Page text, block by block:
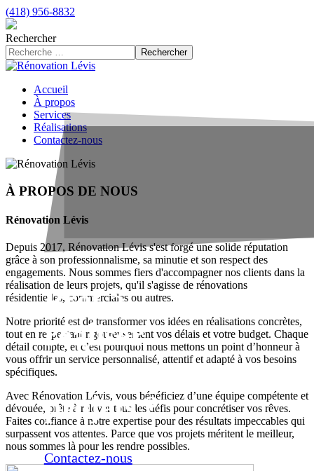
(418) 956-8832
Rechercher
Rechercher
Accueil
À propos
Services
Réalisations
Contactez-nous
Prêt à
réaliser
vos
projets ?
Contactez-nous
À PROPOS DE NOUS
Rénovation Lévis
Depuis 2017, Rénovation Lévis s'est forgé une solide réputation
grâce à son professionnalisme, sa minutie et son respect des
engagements. Nous sommes fiers d'accompagner nos clients dans la
réalisation de leurs projets, qu'il s'agisse de rénovations
résidentielles, commerciales ou autres.
Notre priorité est de transformer vos idées en réalisations concrètes,
tout en respectant rigoureusement vos délais et votre budget. Chaque
détail compte, et c’est pourquoi nous mettons un point d’honneur à
vous offrir un service personnalisé, attentif et adapté à vos besoins
spécifiques.
Avec Rénovation Lévis, vous bénéficiez d’une équipe compétente et
dévouée, prête à relever tous les défis pour concrétiser vos rêves.
Faites confiance à notre expertise pour des résultats impeccables qui
surpassent vos attentes. Parce que vos projets méritent le meilleur,
nous sommes là pour les rendre possibles.